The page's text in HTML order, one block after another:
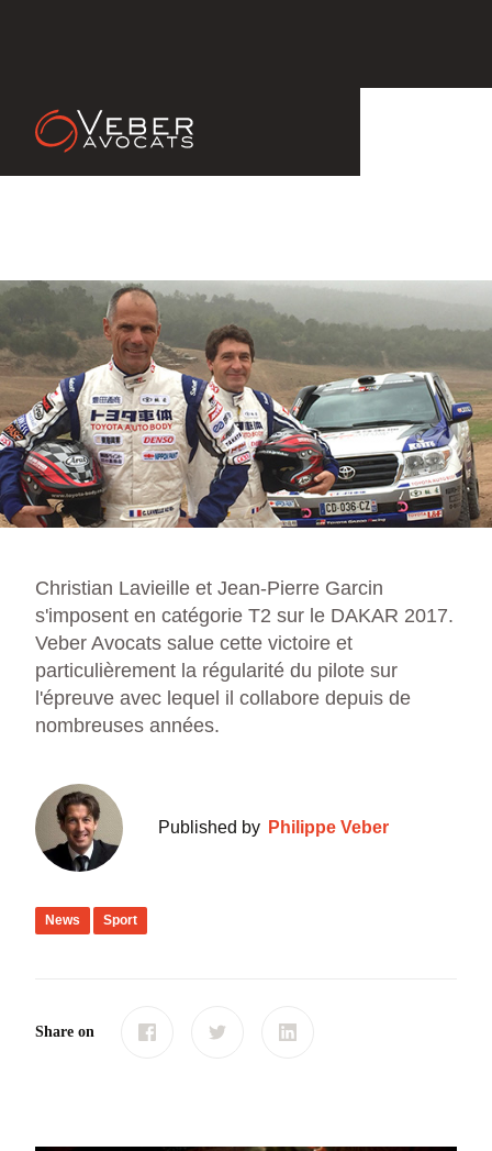
LAVIEILLE vainqueur du DAKAR
Christian Lavieille et Jean-Pierre Garcin
s'imposent en catégorie T2 sur le DAKAR 2017.
Veber Avocats salue cette victoire et
particulièrement la régularité du pilote sur
l'épreuve avec lequel il collabore depuis de
nombreuses années.
Published by Philippe Veber
News Sport
Share on